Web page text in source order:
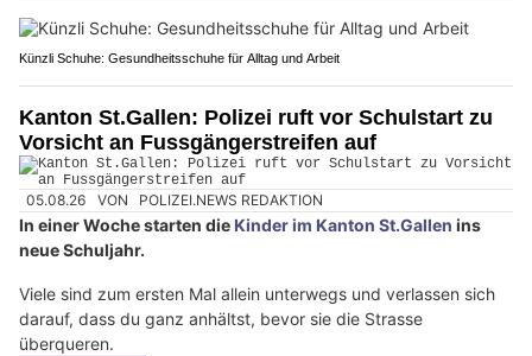
Künzli Schuhe: Gesundheitsschuhe für Alltag und Arbeit
Kanton St.Gallen: Polizei ruft vor Schulstart zu
Vorsicht an Fussgängerstreifen auf
05.08.26 VON POLIZEI.NEWS REDAKTION
In einer Woche starten die Kinder im Kanton St.Gallen ins
neue Schuljahr.
Viele sind zum ersten Mal allein unterwegs und verlassen sich
darauf, dass du ganz anhältst, bevor sie die Strasse
überqueren.